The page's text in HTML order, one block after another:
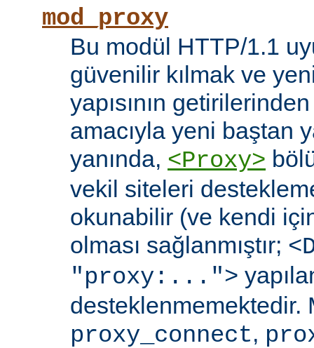
mod_proxy
Bu modül HTTP/1.1
güvenilir kılmak ve
yapısının
amacıyla yeni baştan
yanında, <Proxy>
vekil siteleri
okunabilir (ve kendi
olması sağlanmıştır;
"proxy:...">
desteklenmemektedir.
proxy_connect,